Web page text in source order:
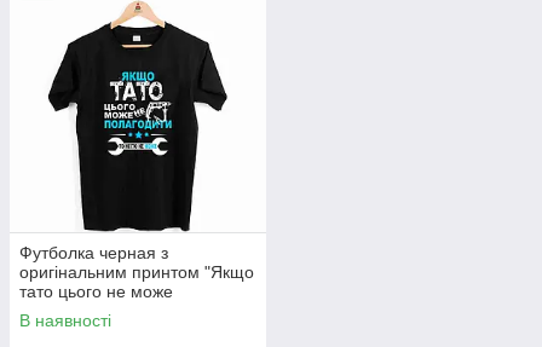
Футболка черная з
оригінальним принтом "Якщо
тато цього не може
полагодити то ніхто не може"
Push IT
В наявності